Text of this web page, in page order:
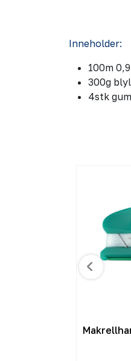
Inneholder:
100m
300g
4stk